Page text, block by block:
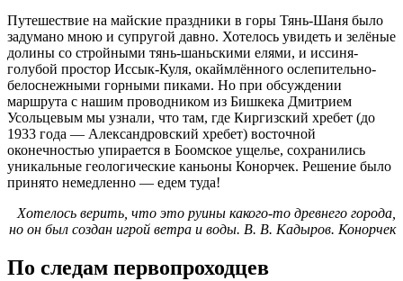
Путешествие на майские праздники в горы Тянь-Шаня было
задумано мною и супругой давно. Хотелось увидеть и зелёные
долины со стройными тянь-шаньскими елями, и иссиня-
голубой простор Иссык-Куля, окаймлённого ослепительно-
белоснежными горными пиками. Но при обсуждении
маршрута с нашим проводником из Бишкека Дмитрием
Усольцевым мы узнали, что там, где Киргизский хребет (до
1933 года — Александровский хребет) восточной
оконечностью упирается в Боомское ущелье, сохранились
уникальные геологические каньоны Конорчек. Решение было
принято немедленно — едем туда!
Хотелось верить, что это руины какого-то древнего города,
но он был создан игрой ветра и воды. В. В. Кадыров. Конорчек
По следам первопроходцев